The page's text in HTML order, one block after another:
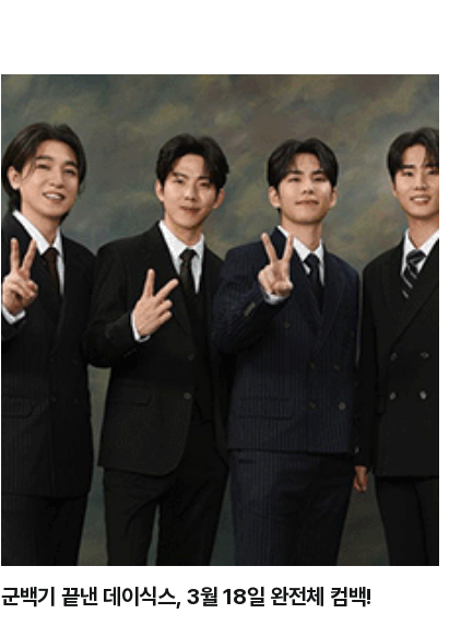
군백기 끝낸 데이식스, 3월 18일 완전체 컴백!